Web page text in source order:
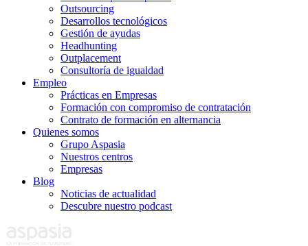
Outsourcing
Desarrollos tecnológicos
Gestión de ayudas
Headhunting
Outplacement
Consultoría de igualdad
Empleo
Prácticas en Empresas
Formación con compromiso de contratación
Contrato de formación en alternancia
Quienes somos
Grupo Aspasia
Nuestros centros
Empresas
Blog
Noticias de actualidad
Descubre nuestro podcast